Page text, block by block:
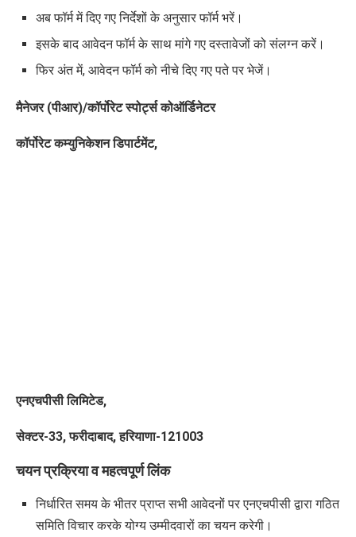
अब फॉर्म में दिए गए निर्देशों के अनुसार फॉर्म भरें।
इसके बाद आवेदन फॉर्म के साथ मांगे गए दस्तावेजों को संलग्न करें।
फिर अंत में, आवेदन फॉर्म को नीचे दिए गए पते पर भेजें।
मैनेजर (पीआर)/कॉर्पोरेट स्पोर्ट्स कोऑर्डिनेटर
कॉर्पोरेट कम्युनिकेशन डिपार्टमेंट,
एनएचपीसी लिमिटेड,
सेक्टर-33,फरीदाबाद,हरियाणा-121003
चयन प्रक्रिया व महत्वपूर्ण लिंक
निर्धारित समय के भीतर प्राप्त सभी आवेदनों पर एनएचपीसी द्वारा गठित
समिति विचार करके योग्य उम्मीदवारों का चयन करेगी।